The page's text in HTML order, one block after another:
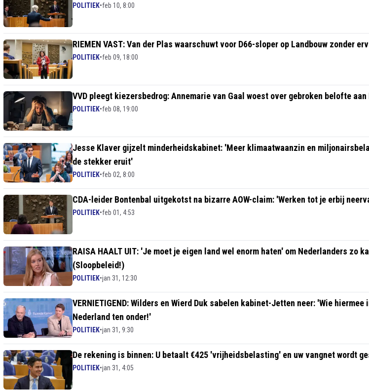
POLITIEK•feb 10, 8:00
RIEMEN VAST: Van der Plas waarschuwt voor D66-sloper op Landbouw zonder
POLITIEK•feb 09, 18:00
VVD pleegt kiezersbedrog: Annemarie van Gaal woest over gebroken belofte aan
POLITIEK•feb 08, 19:00
Jesse Klaver gijzelt minderheidskabinet: 'Meer klimaatwaanzin en
de stekker eruit'
POLITIEK•feb 02, 8:00
CDA-leider Bontenbal uitgekotst na bizarre AOW-claim: 'Werken tot je erbij
POLITIEK•feb 01, 4:53
RAISA HAALT UIT: 'Je moet je eigen land wel enorm haten' om Nederlanders zo
(Sloopbeleid!)
POLITIEK•jan 31, 12:30
VERNIETIGEND: Wilders en Wierd Duk sabelen kabinet-Jetten neer: 'Wie
Nederland ten onder!'
POLITIEK•jan 31, 9:30
De rekening is binnen: U betaalt €425 'vrijheidsbelasting' en uw vangnet wordt
POLITIEK•jan 31, 4:05